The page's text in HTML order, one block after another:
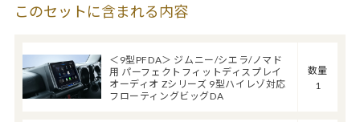
このセットに含まれる内容
＜9型PFDA＞ ジムニー/シエラ/ノマド
用 パーフェクトフィットディスプレイ
オーディオ Zシリーズ 9型ハイレゾ対応
フローティングビッグDA
数量
1